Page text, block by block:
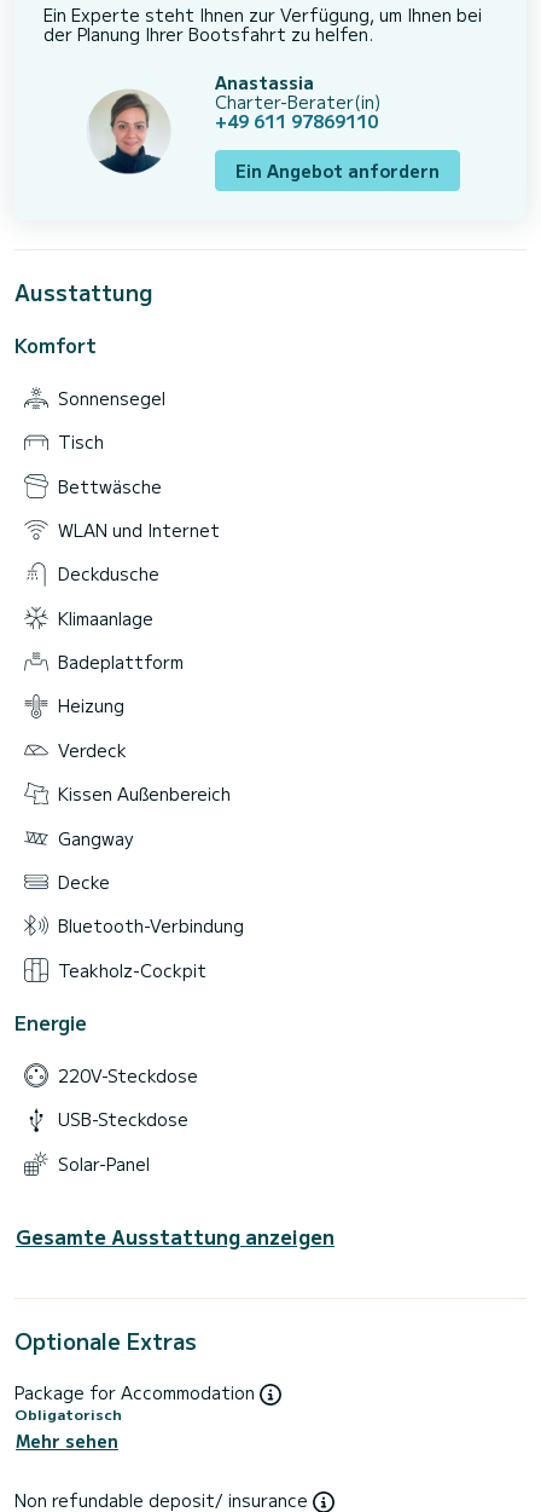
Ein Experte steht Ihnen zur Verfügung, um Ihnen bei
der Planung Ihrer Bootsfahrt zu helfen.
Anastassia
Charter-Berater(in)
+49 611 97869110
Ein Angebot anfordern
Ausstattung
Komfort
Sonnensegel
Tisch
Bettwäsche
WLAN und Internet
Deckdusche
Klimaanlage
Badeplattform
Heizung
Verdeck
Kissen Außenbereich
Gangway
Decke
Bluetooth-Verbindung
Teakholz-Cockpit
Energie
220V-Steckdose
USB-Steckdose
Solar-Panel
Gesamte Ausstattung anzeigen
Optionale Extras
Package for Accommodation
Obligatorisch
Mehr sehen
Non refundable deposit/ insurance